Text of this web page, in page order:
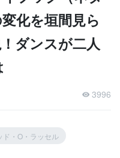
化を垣間見ら
ダンスが二人
3996
ド・O・ラッセル